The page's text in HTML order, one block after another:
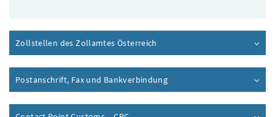
Zollstellen des Zollamtes Österreich
Postanschrift, Fax und Bankverbindung